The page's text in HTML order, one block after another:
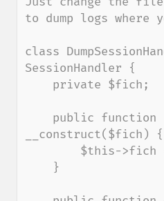
to dump logs where
class
SessionHandler {
__construct($fich) {